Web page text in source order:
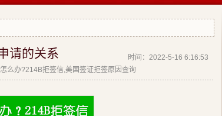
时间：2022-5-16 6:16:53
请的关系
么办?214B拒签信,美国签证拒签原因查询